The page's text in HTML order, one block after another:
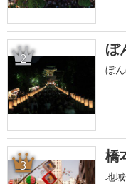
2 ぼ
ぼ
3 橋
地